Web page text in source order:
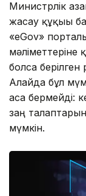
Министрлік
жасау құқығы
«eGov»
мәліметтеріне
болса
Алайда бұл
аса бермейді:
заң
мүмкін.